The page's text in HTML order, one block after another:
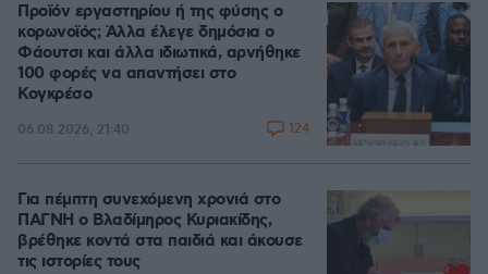
Προϊόν εργαστηρίου ή της φύσης ο
κορωνοϊός; Άλλα έλεγε δημόσια ο
Φάουτσι και άλλα ιδιωτικά, αρνήθηκε
100 φορές να απαντήσει στο
Κογκρέσο
06.08.2026, 21:40 124
Για πέμπτη συνεχόμενη χρονιά στο
ΠΑΓΝΗ ο Βλαδίμηρος Κυριακίδης,
βρέθηκε κοντά στα παιδιά και άκουσε
τις ιστορίες τους